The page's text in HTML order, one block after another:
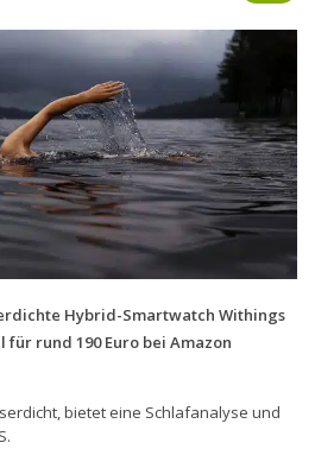
Hybrid-Smartwatch Withings
für rund 190 Euro bei Amazon
bietet eine Schlafanalyse und